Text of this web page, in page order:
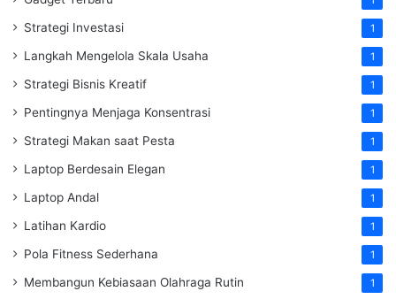
Strategi Investasi 1
Langkah Mengelola Skala Usaha 1
Strategi Bisnis Kreatif 1
Pentingnya Menjaga Konsentrasi 1
Strategi Makan saat Pesta 1
Laptop Berdesain Elegan 1
Laptop Andal 1
Latihan Kardio 1
Pola Fitness Sederhana 1
Membangun Kebiasaan Olahraga Rutin 1